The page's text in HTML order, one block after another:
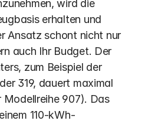
wird die
erhalten und
Ansatz schont nicht nur
auch Ihr Budget. Der
zum Beispiel der
319, dauert maximal
Modellreihe 907). Das
110-kWh-